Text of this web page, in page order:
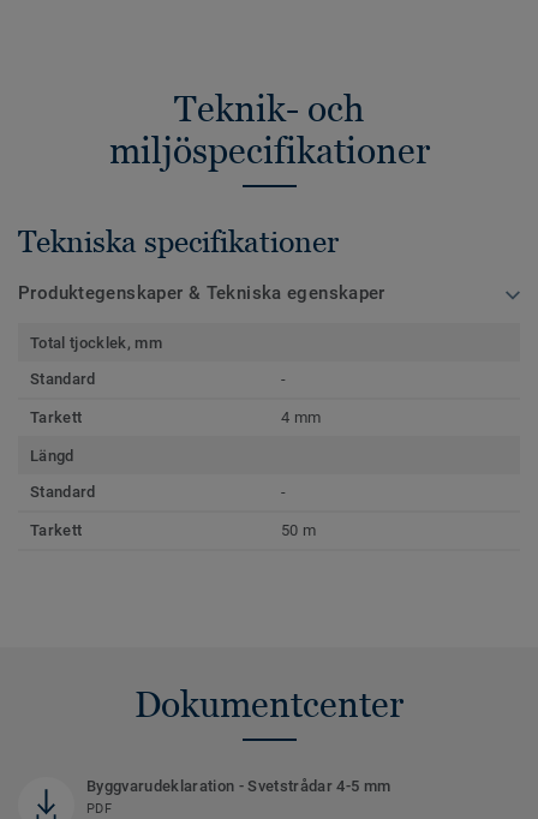
Teknik- och
miljöspecifikationer
Tekniska specifikationer
Produktegenskaper & Tekniska egenskaper
Total tjocklek, mm
Standard
-
Tarkett 4 mm
Längd
Standard
-
Tarkett 50 m
Dokumentcenter
Byggvarudeklaration - Svetstrådar 4-5 mm
PDF